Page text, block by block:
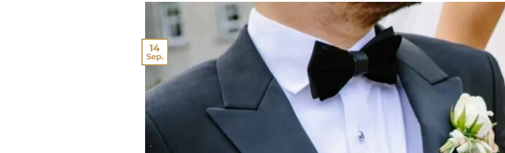
14
Sep.